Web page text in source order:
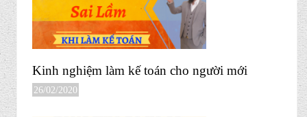
Kinh nghiệm làm kế toán cho người mới
26/02/2020